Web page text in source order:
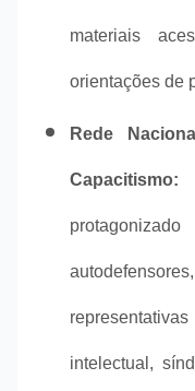
materiais
orientações de
Rede
Capacitismo:
intelectual,